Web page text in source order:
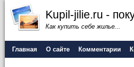
Kupil-jilie.ru -
Как купить себе жилье...
Главная О сайте Комментарии